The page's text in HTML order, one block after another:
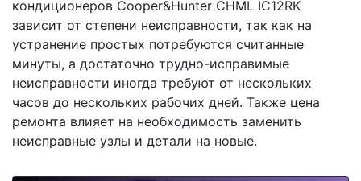
кондиционеров Cooper&Hunter CHML IC12RK
зависит от степени неисправности, так как на
устранение простых потребуются считанные
минуты, а достаточно трудно-исправимые
неисправности иногда требуют от нескольких
часов до нескольких рабочих дней. Также цена
ремонта влияет на необходимость заменить
неисправные узлы и детали на новые.